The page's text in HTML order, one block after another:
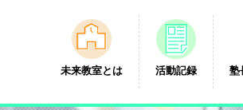
未来教室とは 活動記録 塾